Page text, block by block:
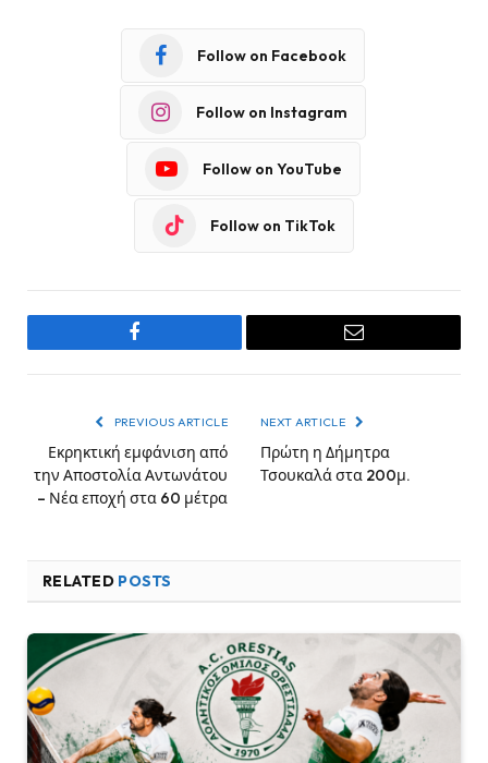
Follow on Facebook
Follow on Instagram
Follow on YouTube
Follow on TikTok
Facebook Email
PREVIOUS ARTICLE
Εκρηκτική εμφάνιση από
την Αποστολία Αντωνάτου
– Νέα εποχή στα 60 μέτρα
NEXT ARTICLE
Πρώτη η Δήμητρα
Τσουκαλά στα 200μ.
RELATED POSTS